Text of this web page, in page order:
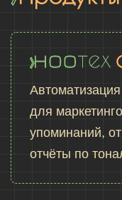
для
упоминаний,
отчёты по